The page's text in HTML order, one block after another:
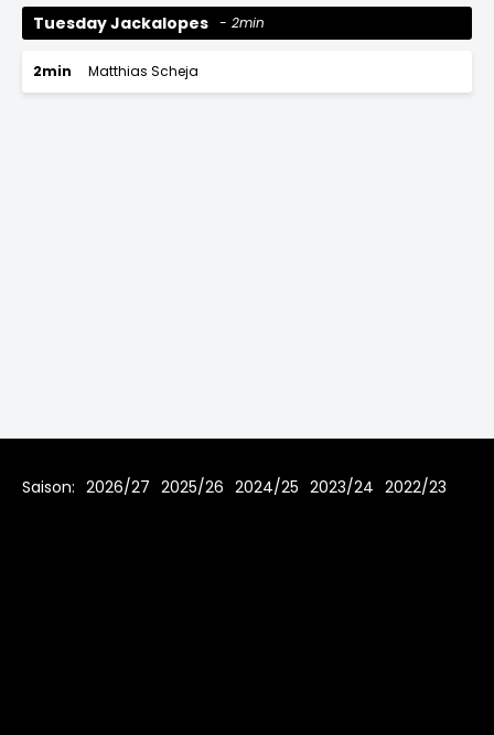
Tuesday Jackalopes 2min
2min Matthias Scheja
Saison: 2026/27 2025/26 2024/25 2023/24 2022/23